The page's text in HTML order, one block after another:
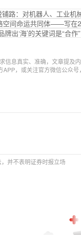
路：对机器人、工业机
空间命运共同体——写在
出‘海’的关键词是“合作”
信息真实、准确，文章提及
APP，或关注官方微信公众
并不表明证券时报立场